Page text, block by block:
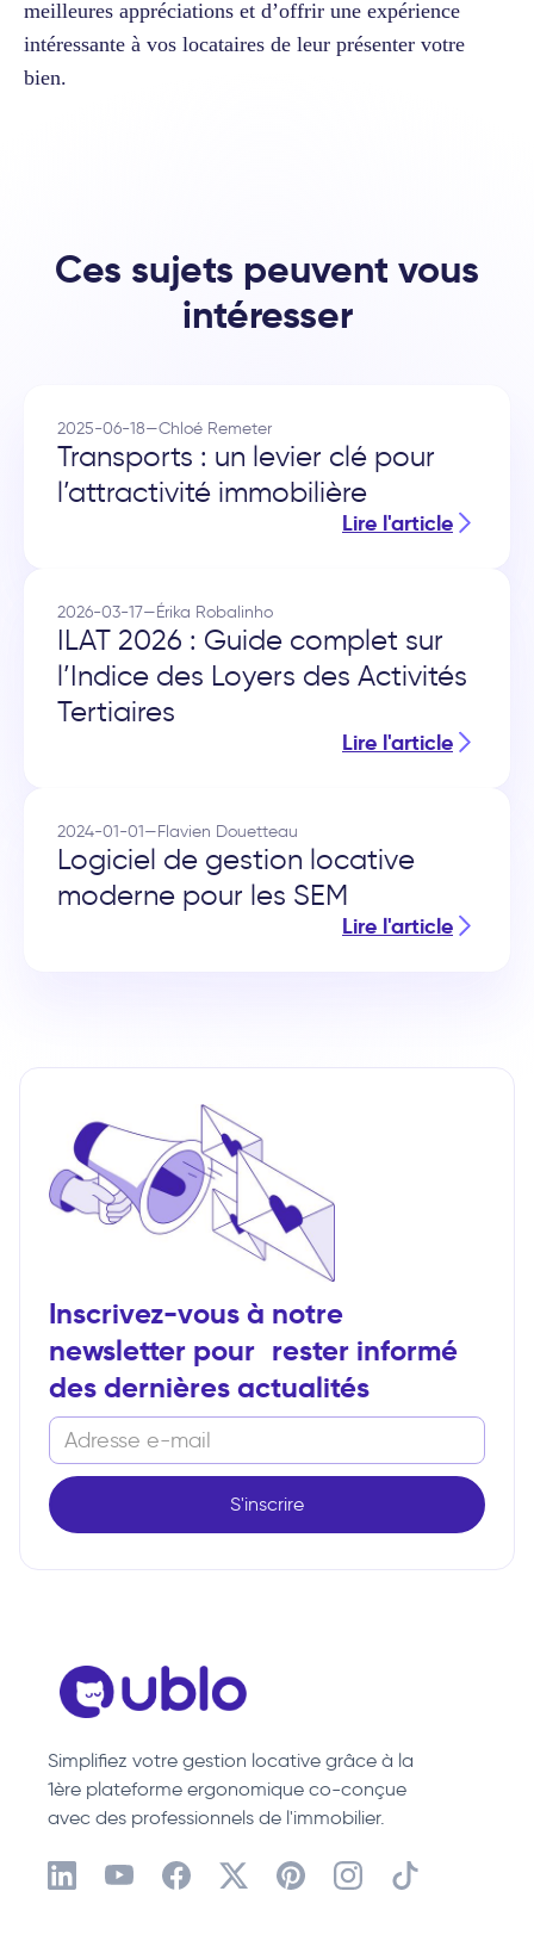
meilleures appréciations et d’offrir une expérience
intéressante à vos locataires de leur présenter votre
bien.
Ces sujets peuvent vous
intéresser
2025-06-18—Chloé Remeter
Transports : un levier clé pour
l’attractivité immobilière
Lire l'article
2026-03-17—Érika Robalinho
ILAT 2026 : Guide complet sur
l’Indice des Loyers des Activités
Tertiaires
Lire l'article
2024-01-01—Flavien Douetteau
Logiciel de gestion locative
moderne pour les SEM
Lire l'article
Inscrivez-vous à notre
newsletter pour rester informé
des dernières actualités
Simplifiez votre gestion locative grâce à la
1ère plateforme ergonomique co-conçue
avec des professionnels de l'immobilier.